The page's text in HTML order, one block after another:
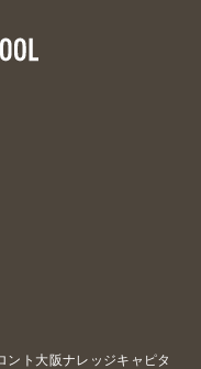
ト大阪ナレッジキャピタ